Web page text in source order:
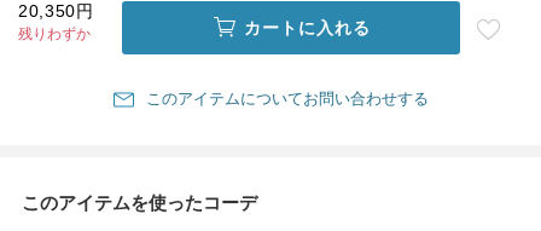
20,350円
残りわずか カートに入れる
このアイテムについてお問い合わせする
このアイテムを使ったコーデ